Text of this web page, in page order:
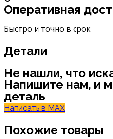
Оперативная
Быстро и точно в срок
Детали
Не нашли, что
Напишите нам, и
деталь
Написать в MAX
Похожие товары